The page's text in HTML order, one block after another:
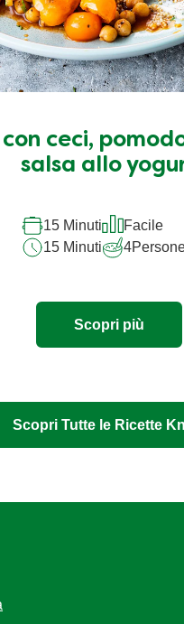
con ceci,
salsa allo
15 Minuti
Facile
15 Minuti
4
Scopri più
Scopri Tutte le Ricette